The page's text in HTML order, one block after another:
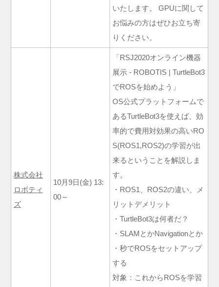
いたします。 GPUに関して
お悩みの方はぜひお立ち寄
りください。
株式会社
ロボティ
ズ
10月9日(金) 13:
00～
「RSJ2020オンライン機器
展示 - ROBOTIS | TurtleBot3
でROSを始めよう」
OS公式プラットフォームで
あるTurtleBot3を使えば、効
率的で費用対効果の高いRO
S(ROS1,ROS2)の学習が出
来るということを解説しま
す。
・ROS1、ROS2の違い、メ
リットデメリット
・TurtleBot3は何者だ？
・SLAMとかNavigationとか
・秒でROSをセットアップ
する
対象：これからROSを学習